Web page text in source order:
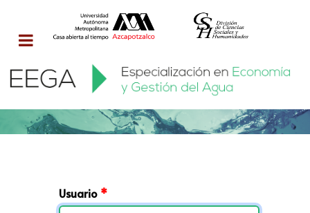
Usuario *